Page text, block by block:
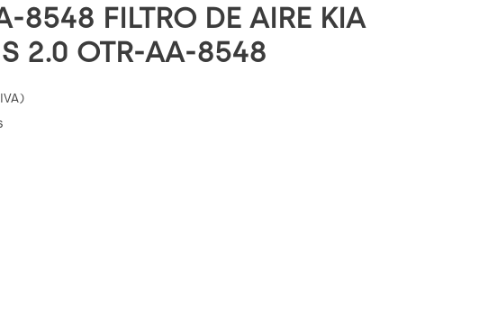
8548 FILTRO DE AIRE KIA
2.0 OTR-AA-8548